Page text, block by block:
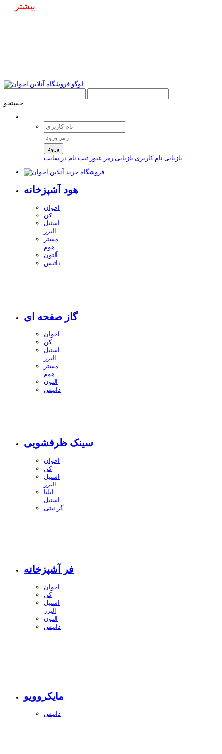
جستجو ...
.
ورود
بازیابی نام کاربری بازیابی رمز عبور ثبت نام در سایت
هود آشپزخانه
اخوان
کن
استیل
البرز
مستر
هوم
آلتون
داتیس
گاز صفحه ای
اخوان
کن
استیل
البرز
مستر
هوم
آلتون
داتیس
سینک ظرفشویی
اخوان
کن
استیل
البرز
ایلیا
استیل
گرانیتی
فر آشپزخانه
اخوان
کن
استیل
البرز
آلتون
داتیس
مایکروویو
داتیس
بیشتر